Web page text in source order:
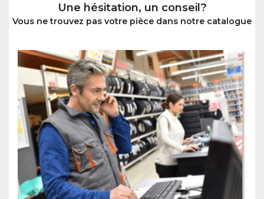
Une hésitation, un conseil?
Vous ne trouvez pas votre pièce dans notre catalogue